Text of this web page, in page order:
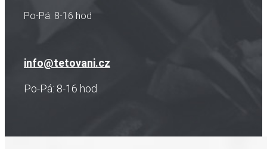
Po-Pá: 8-16 hod
info@tetovani.cz
Po-Pá: 8-16 hod